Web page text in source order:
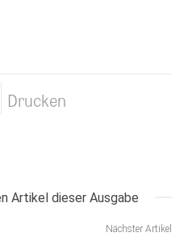
Drucken
Artikel dieser Ausgabe
Nächster Artikel